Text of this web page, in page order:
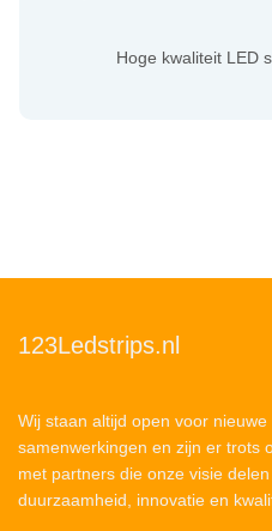
Hoge kwaliteit LED
123Ledstrips.nl
Wij staan altijd open voor nieuwe
samenwerkingen en zijn er trots
met partners die onze visie
duurzaamheid, innovatie en